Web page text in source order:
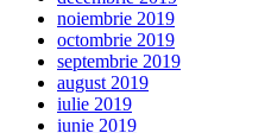
noiembrie 2019
octombrie 2019
septembrie 2019
august 2019
iulie 2019
iunie 2019